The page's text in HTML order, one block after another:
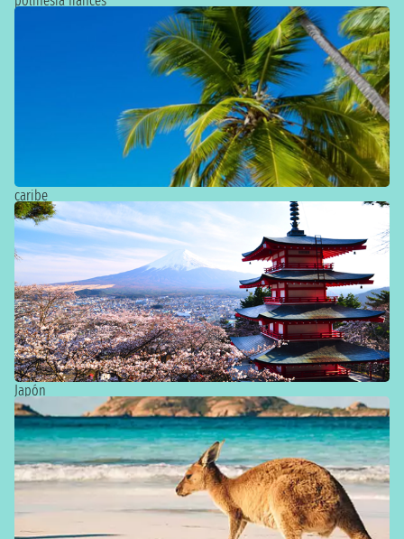
Descubre todas las salidas
caribe
Descubre todas las salidas
Japón
Descubre todas las salidas